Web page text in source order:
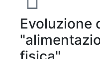
Evoluzione